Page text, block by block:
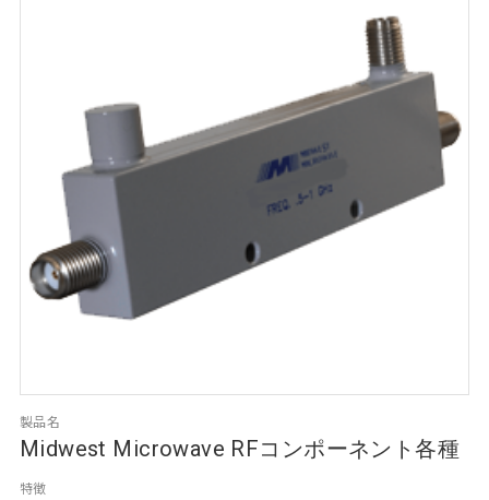
製品名
Midwest Microwave RFコンポーネント各種
特徴